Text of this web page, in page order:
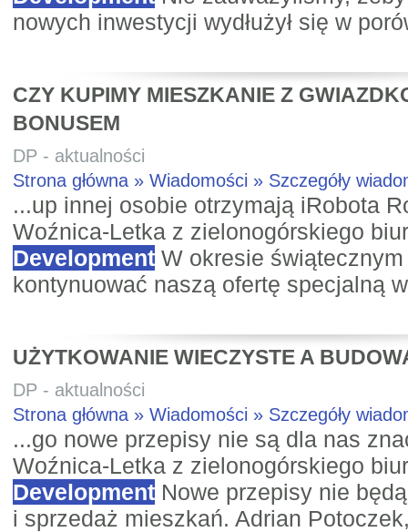
nowych inwestycji wydłużył się w
CZY KUPIMY MIESZKANIE Z
BONUSEM
DP - aktualności
Strona główna » Wiadomości » Szczegóły
...up innej osobie otrzymają iRobota
Woźnica-Letka z zielonogórskiego
Development W okresie
kontynuować naszą ofertę specjalną
UŻYTKOWANIE WIECZYSTE A
DP - aktualności
Strona główna » Wiadomości » Szczegóły
...go nowe przepisy nie są dla nas
Woźnica-Letka z zielonogórskiego
Development Nowe przepisy nie
i sprzedaż mieszkań. Adrian